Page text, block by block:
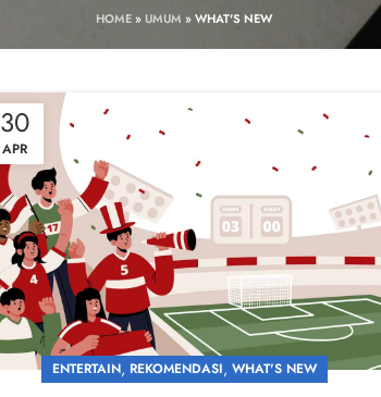
HOME»UMUM »WHAT'S NEW
30
APR
ENTERTAIN, REKOMENDASI, WHAT'S NEW